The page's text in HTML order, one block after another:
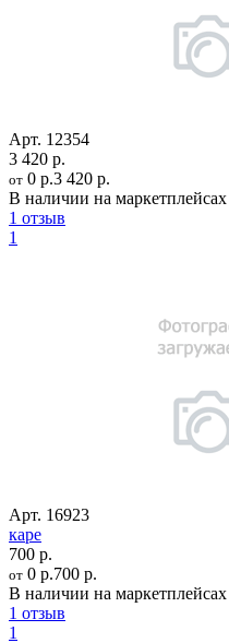
Арт. 12354
3 420 р.
от 0 р.3 420 р.
В наличии на маркетплейсах
1 отзыв
1
Арт. 16923
каре
700 р.
от 0 р.700 р.
В наличии на маркетплейсах
1 отзыв
1